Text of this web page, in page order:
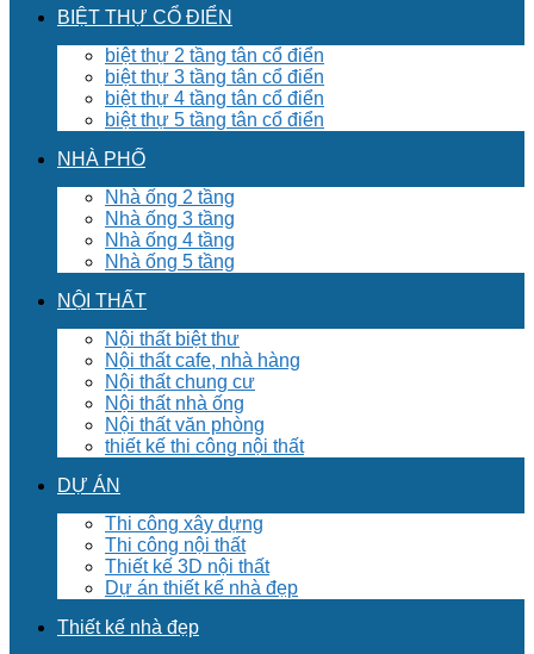
BIỆT THỰ CỔ ĐIỂN
biệt thự 2 tầng tân cổ điển
biệt thự 3 tầng tân cổ điển
biệt thự 4 tầng tân cổ điển
biệt thự 5 tầng tân cổ điển
NHÀ PHỐ
Nhà ống 2 tầng
Nhà ống 3 tầng
Nhà ống 4 tầng
Nhà ống 5 tầng
NỘI THẤT
Nội thất biệt thư
Nội thất cafe, nhà hàng
Nội thất chung cư
Nội thất nhà ống
Nội thất văn phòng
thiết kế thi công nội thất
DỰ ÁN
Thi công xây dựng
Thi công nội thất
Thiết kế 3D nội thất
Dự án thiết kế nhà đẹp
Thiết kế nhà đẹp